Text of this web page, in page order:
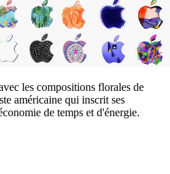
les compositions florales de
américaine qui inscrit ses
de temps et d'énergie.